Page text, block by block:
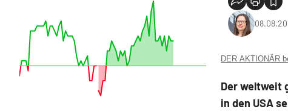
DER AKTIONÄR
Der weltweit
in den USA